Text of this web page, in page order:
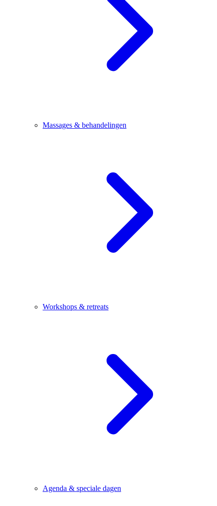
Massages & behandelingen
Workshops & retreats
Agenda & speciale dagen